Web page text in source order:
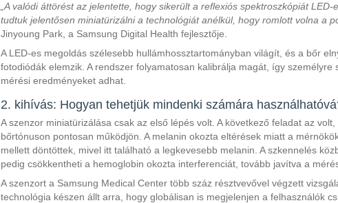
„A valódi áttörést az jelentette, hogy sikerült a reflexiós spektroszkópiát
tudtuk jelentősen miniatürizálni a technológiát anélkül, hogy romlott volna a
Jinyoung Park, a Samsung Digital Health fejlesztője.
A LED-es megoldás szélesebb hullámhossztartományban világít, és a bőr
fotodiódák elemzik. A rendszer folyamatosan kalibrálja magát, így személyre
mérési eredményeket adhat.
2. kihívás: Hogyan tehetjük mindenki számára
A szenzor miniatürizálása csak az első lépés volt. A következő feladat az
bőrtónuson pontosan működjön. A melanin okozta eltérések miatt a
mellett döntöttek, mivel itt található a legkevesebb melanin. A szkennelés
pedig csökkentheti a hemoglobin okozta interferenciát, tovább javítva a
A szenzort a Samsung Medical Center több száz résztvevővel végzett
technológia készen állt arra, hogy globálisan is megjelenjen a felhasználók